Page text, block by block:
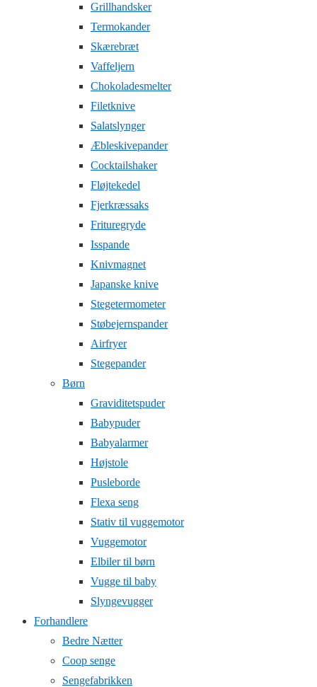
Grillhandsker
Termokander
Skærebræt
Vaffeljern
Chokoladesmelter
Filetknive
Salatslynger
Æbleskivepander
Cocktailshaker
Fløjtekedel
Fjerkræssaks
Frituregryde
Isspande
Knivmagnet
Japanske knive
Stegetermometer
Støbejernspander
Airfryer
Stegepander
Børn
Graviditetspuder
Babypuder
Babyalarmer
Højstole
Pusleborde
Flexa seng
Stativ til vuggemotor
Vuggemotor
Elbiler til børn
Vugge til baby
Slyngevugger
Forhandlere
Bedre Nætter
Coop senge
Sengefabrikken